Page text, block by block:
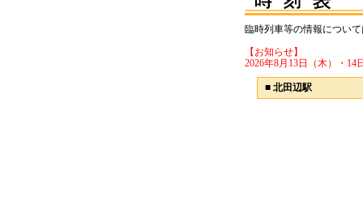
臨時列車等の情報につい
【お知らせ】
2026年8月13日（木）・
■ 北田辺駅